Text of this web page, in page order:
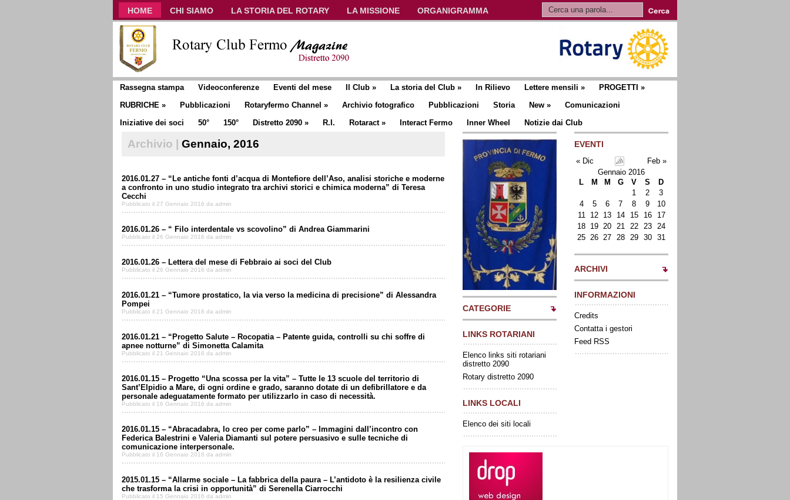
HOME CHI SIAMO LA STORIA DEL ROTARY LA MISSIONE
ORGANIGRAMMA
CLUB COMMUNICATOR
Rassegna stampa Videoconferenze Eventi del mese Il Club » La storia del Club » In Rilievo Lettere mensili » PROGETTI »
RUBRICHE » Pubblicazioni Rotaryfermo Channel » Archivio fotografico Pubblicazioni Storia New »
Comunicazioni
Iniziative dei soci
50° 150° Distretto 2090 » R.I. Rotaract» Interact Fermo Inner Wheel Notizie dai Club
Archivio | Gennaio, 2016
2016.01.27 – “Le antiche fonti d’acqua di Montefiore dell’Aso, analisi storiche e moderne
a confronto in uno studio integrato tra archivi storici e chimica moderna” di Teresa
Cecchi
Pubblicato il 27 Gennaio 2016 da admin
2016.01.26 – “ Filo interdentale vs scovolino” di Andrea Giammarini
Pubblicato il 26 Gennaio 2016 da admin
2016.01.26 – Lettera del mese di Febbraio ai soci del Club
Pubblicato il 26 Gennaio 2016 da admin
2016.01.21 – “Tumore prostatico, la via verso la medicina di precisione” di Alessandra
Pompei
Pubblicato il 21 Gennaio 2016 da admin
2016.01.21 – “Progetto Salute – Rocopatia – Patente guida, controlli su chi soffre di
apnee notturne” di Simonetta Calamita
Pubblicato il 21 Gennaio 2016 da admin
2016.01.15 – Progetto “Una scossa per la vita” – Tutte le 13 scuole del territorio di
Sant’Elpidio a Mare, di ogni ordine e grado, saranno dotate di un defibrillatore e da
personale adeguatamente formato per utilizzarlo in caso di necessità.
Pubblicato il 16 Gennaio 2016 da admin
2016.01.15 – “Abracadabra, lo creo per come parlo” – Immagini dall’incontro con
Federica Balestrini e Valeria Diamanti sul potere persuasivo e sulle tecniche di
comunicazione interpersonale.
Pubblicato il 16 Gennaio 2016 da admin
2015.01.15 – “Allarme sociale – La fabbrica della paura – L’antidoto è la resilienza civile
che trasforma la crisi in opportunità” di Serenella Ciarrocchi
Pubblicato il 15 Gennaio 2016 da admin
CATEGORIE
LINKS ROTARIANI
Elenco links siti rotariani
distretto 2090
Rotary distretto 2090
LINKS LOCALI
Elenco dei siti locali
EVENTI
« Dic
Feb »
Gennaio 2016
L
M M G V S
D
1
2
3
4
5 6 7 8 9
10
11
12 13 14 15 16
17
18 19 20 21 22 23
24
25 26 27 28 29 30 31
ARCHIVI
INFORMAZIONI
Credits
Contatta i gestori
Feed RSS